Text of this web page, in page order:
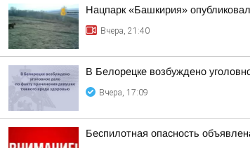
Нацпарк «Башкирия»
Вчера, 21:40
В Белорецке возбуждено
Вчера, 17:09
Беспилотная опасность